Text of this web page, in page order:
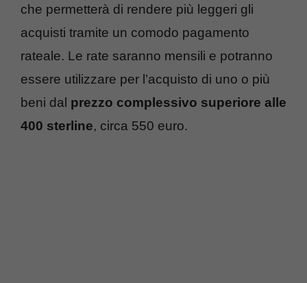
che permetterà di rendere più leggeri gli
acquisti tramite un comodo pagamento
rateale. Le rate saranno mensili e potranno
essere utilizzare per l’acquisto di uno o più
beni dal prezzo complessivo superiore alle
400 sterline, circa 550 euro.